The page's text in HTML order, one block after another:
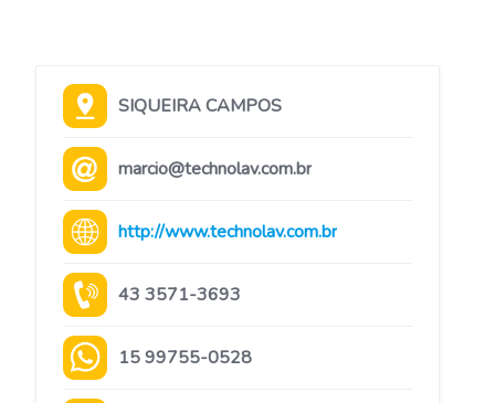
SIQUEIRA CAMPOS
marcio@technolav.com.br
http://www.technolav.com.br
43 3571-3693
15 99755-0528